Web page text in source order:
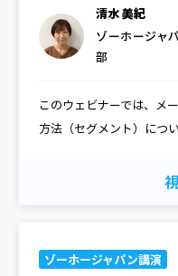
清水 美紀
ゾーホージャ
部
このウェビナーでは、メ
方法（セグメント）につ
ゾーホージャパン講演